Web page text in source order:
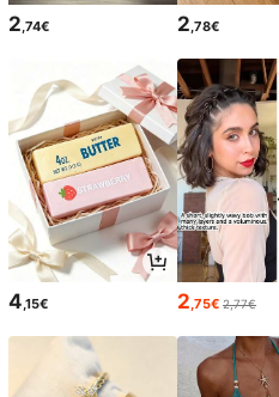
2,74€ 2,78€
4,15€ 2,75€ 2,77€